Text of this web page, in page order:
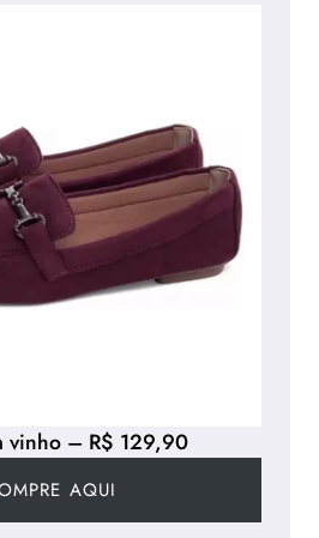
vinho – R$ 129,90
AQUI